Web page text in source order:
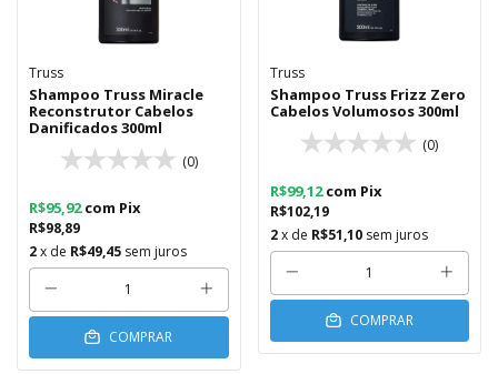
Truss
Shampoo Truss Miracle
Reconstrutor Cabelos
Danificados 300ml
(0)
R$98,89
R$95,92com Pix
2x de R$49,45 sem juros
COMPRAR
Truss
Shampoo Truss Frizz Zero
Cabelos Volumosos 300ml
(0)
R$102,19
R$99,12com Pix
2 x de R$51,10 sem juros
COMPRAR